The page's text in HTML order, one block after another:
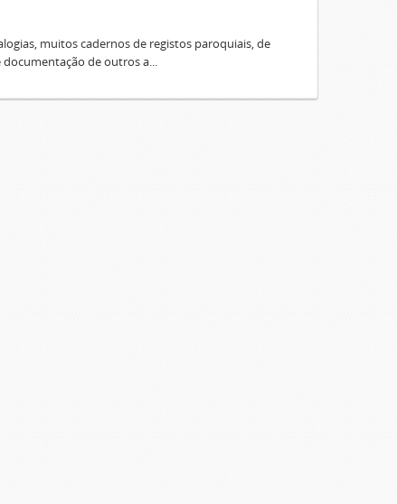
muitos cadernos de registos paroquiais, de
documentação de outros a...